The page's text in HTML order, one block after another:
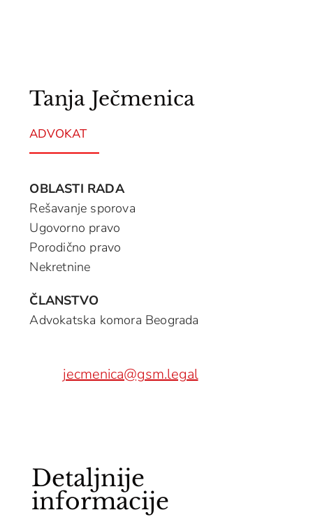
Tanja Ječmenica
ADVOKAT
OBLASTI RADA
Rešavanje sporova
Ugovorno pravo
Porodično pravo
Nekretnine
ČLANSTVO
Advokatska komora Beograda
jecmenica@gsm.legal
Detaljnije
informacije